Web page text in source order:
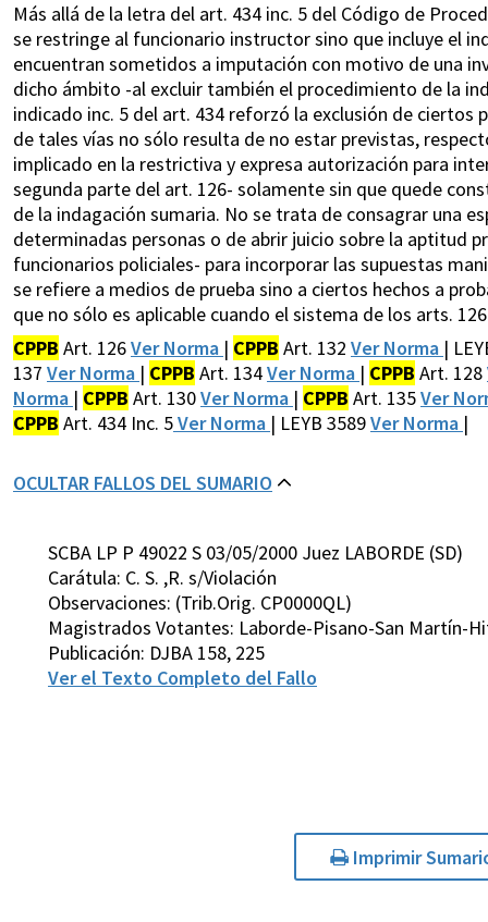
Más allá de la letra del art. 434 inc. 5 del Código de
se restringe al funcionario instructor sino que incluye el
encuentran sometidos a imputación con motivo de una
dicho ámbito -al excluir también el procedimiento de la
indicado inc. 5 del art. 434 reforzó la exclusión de
de tales vías no sólo resulta de no estar previstas,
implicado en la restrictiva y expresa autorización para
segunda parte del art. 126- solamente sin que quede
de la indagación sumaria. No se trata de consagrar una
determinadas personas o de abrir juicio sobre la aptitud
funcionarios policiales- para incorporar las supuestas
se refiere a medios de prueba sino a ciertos hechos a
que no sólo es aplicable cuando el sistema de los arts.
CPPB Art. 126Ver Norma | CPPB Art. 132 Ver Norma |
137 Ver Norma | CPPB Art. 134Ver Norma | CPPB Art. 128
Norma | CPPB Art. 130Ver Norma | CPPB Art. 135Ver
CPPB Art. 434 Inc. 5Ver Norma | LEYB 3589Ver Norma |
OCULTAR FALLOS DEL SUMARIO
SCBA LP P 49022 S 03/05/2000 Juez LABORDE (SD)
Carátula: C. S. ,R. s/Violación
Observaciones: (Trib.Orig. CP0000QL)
Magistrados Votantes: Laborde-Pisano-San Martín-
Publicación: DJBA 158, 225
Ver el Texto Completo del Fallo
Imprimir